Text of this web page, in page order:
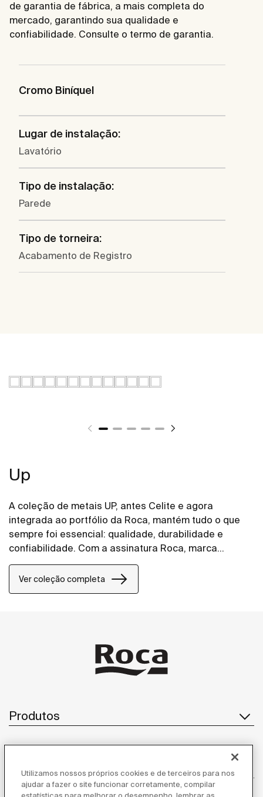
de garantia de fábrica, a mais completa do
mercado, garantindo sua qualidade e
confiabilidade. Consulte o termo de garantia.
Cromo Biníquel
Lugar de instalação:
Lavatório
Tipo de instalação:
Parede
Tipo de torneira:
Acabamento de Registro
Up
A coleção de metais UP, antes Celite e agora
integrada ao portfólio da Roca, mantém tudo o que
sempre foi essencial: qualidade, durabilidade e
confiabilidade. Com a assinatura Roca, marca
referência global em soluções para banheiros, a
ampla coleção de torneiras, misturadores,
acabamentos de registro, duchas higiênicas e
a praticidade para banheiros, cozinha e lavanderias.
Ver coleção completa
Produtos
Atendimento ao cliente
Utilizamos nossos próprios cookies e de terceiros para nos
ajudar a fazer o site funcionar corretamente, compilar